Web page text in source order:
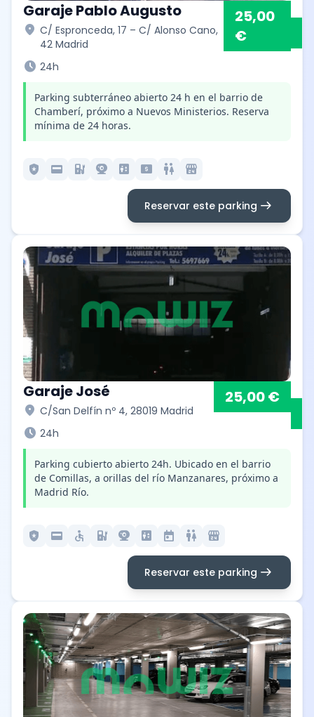
Garaje Pablo Augusto
location_on C/ Espronceda, 17 – C/ Alonso Cano,
42 Madrid
25,00
€
schedule 24h
Parking subterráneo abierto 24 h en el barrio de
Chamberí, próximo a Nuevos Ministerios. Reserva
mínima de 24 horas.
local_police credit_card ev_station camera_video elevator local_atm wc local_convenience_store
Reservar este parking arrow_right_alt
Garaje José
location_on C/San Delfín nº 4, 28019 Madrid
25,00 €
schedule 24h
Parking cubierto abierto 24h. Ubicado en el barrio
de Comillas, a orillas del río Manzanares, próximo a
Madrid Río.
local_police credit_card accessible ev_station camera_video elevator today wc local_convenience_store
Reservar este parking arrow_right_alt